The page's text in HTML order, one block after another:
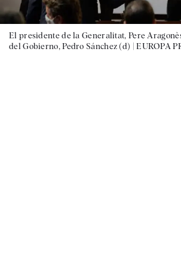
El presidente de la Generalitat, Pere
del Gobierno, Pedro Sánchez (d) |EUROPA